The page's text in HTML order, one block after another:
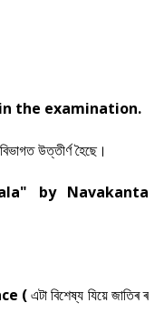
the examination.
উত্তীৰ্ণ হৈছে।
by Navakanta
(এটা বিশেষ্য যিয়ে জাতিৰ ৰ